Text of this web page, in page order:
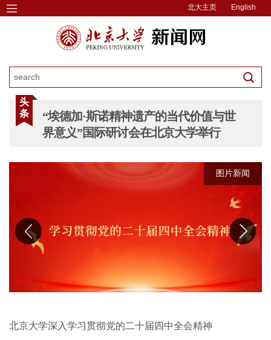
北大主页 English
头
条
“埃德加·斯诺精神遗产的当代价值与世
界意义”国际研讨会在北京大学举行
图片新闻
北京大学扎实开展树立和践行正确政绩观学习教育
图片新闻
2026北京大学管理质效年
图片新闻
北京大学深入学习贯彻党的二十届四中全会精神
图片新闻
聚焦2026全国两会